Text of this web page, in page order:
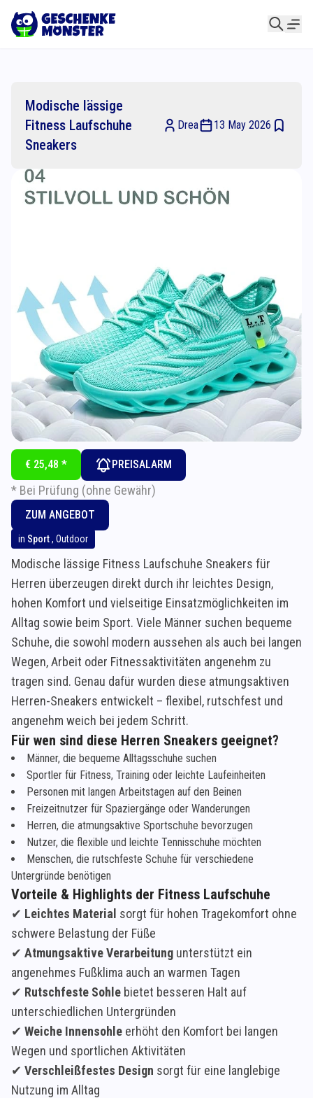
Modische lässige
Fitness Laufschuhe
Sneakers
Drea 13 May 2026
€ 25,48 * PREISALARM
* Bei Prüfung (ohne Gewähr)
ZUM ANGEBOT
in Sport, Outdoor
Modische lässige Fitness Laufschuhe Sneakers für
Herren überzeugen direkt durch ihr leichtes Design,
hohen Komfort und vielseitige Einsatzmöglichkeiten im
Alltag sowie beim Sport. Viele Männer suchen bequeme
Schuhe, die sowohl modern aussehen als auch bei langen
Wegen, Arbeit oder Fitnessaktivitäten angenehm zu
tragen sind. Genau dafür wurden diese atmungsaktiven
Herren-Sneakers entwickelt – flexibel, rutschfest und
angenehm weich bei jedem Schritt.
Für wen sind diese Herren Sneakers geeignet?
Männer, die bequeme Alltagsschuhe suchen
Sportler für Fitness, Training oder leichte Laufeinheiten
Personen mit langen Arbeitstagen auf den Beinen
Freizeitnutzer für Spaziergänge oder Wanderungen
Herren, die atmungsaktive Sportschuhe bevorzugen
Nutzer, die flexible und leichte Tennisschuhe möchten
Menschen, die rutschfeste Schuhe für verschiedene
Untergründe benötigen
Vorteile & Highlights der Fitness Laufschuhe
✔ Leichtes Material sorgt für hohen Tragekomfort ohne
schwere Belastung der Füße
✔ Atmungsaktive Verarbeitung unterstützt ein
angenehmes Fußklima auch an warmen Tagen
✔ Rutschfeste Sohle bietet besseren Halt auf
unterschiedlichen Untergründen
✔ Weiche Innensohle erhöht den Komfort bei langen
Wegen und sportlichen Aktivitäten
✔ Verschleißfestes Design sorgt für eine langlebige
Nutzung im Alltag